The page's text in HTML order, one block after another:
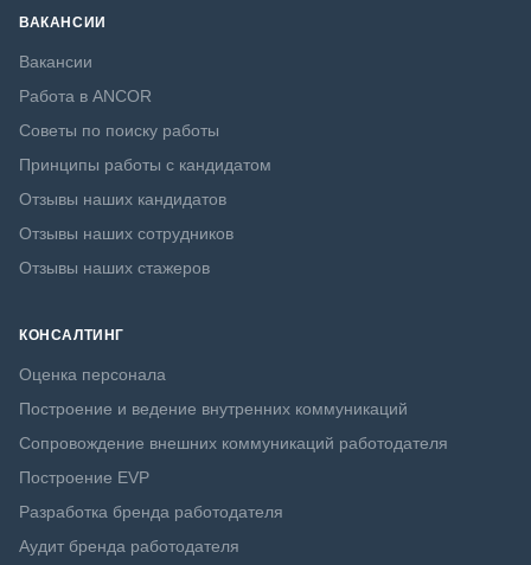
ВАКАНСИИ
Вакансии
Работа в ANCOR
Советы по поиску работы
Принципы работы с кандидатом
Отзывы наших кандидатов
Отзывы наших сотрудников
Отзывы наших стажеров
КОНСАЛТИНГ
Оценка персонала
Построение и ведение внутренних коммуникаций
Сопровождение внешних коммуникаций работодателя
Построение EVP
Разработка бренда работодателя
Аудит бренда работодателя